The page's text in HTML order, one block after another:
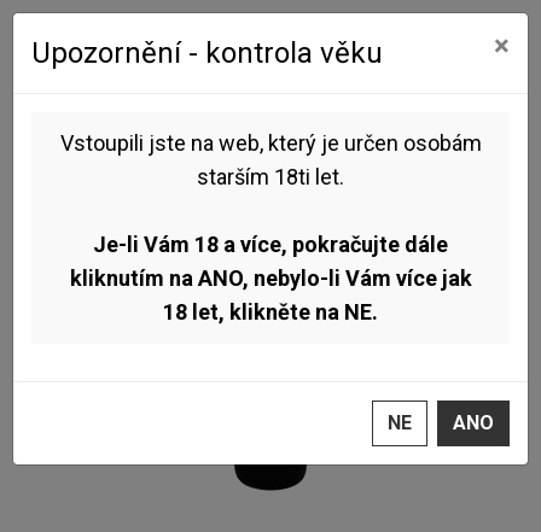
Upozornění - kontrola věku ×
Vstoupili jste na web, který je určen osobám
starším 18ti let.
Je-li Vám 18 a více, pokračujte dále
kliknutím na ANO, nebylo-li Vám více jak
18 let, klikněte na NE.
NE ANO